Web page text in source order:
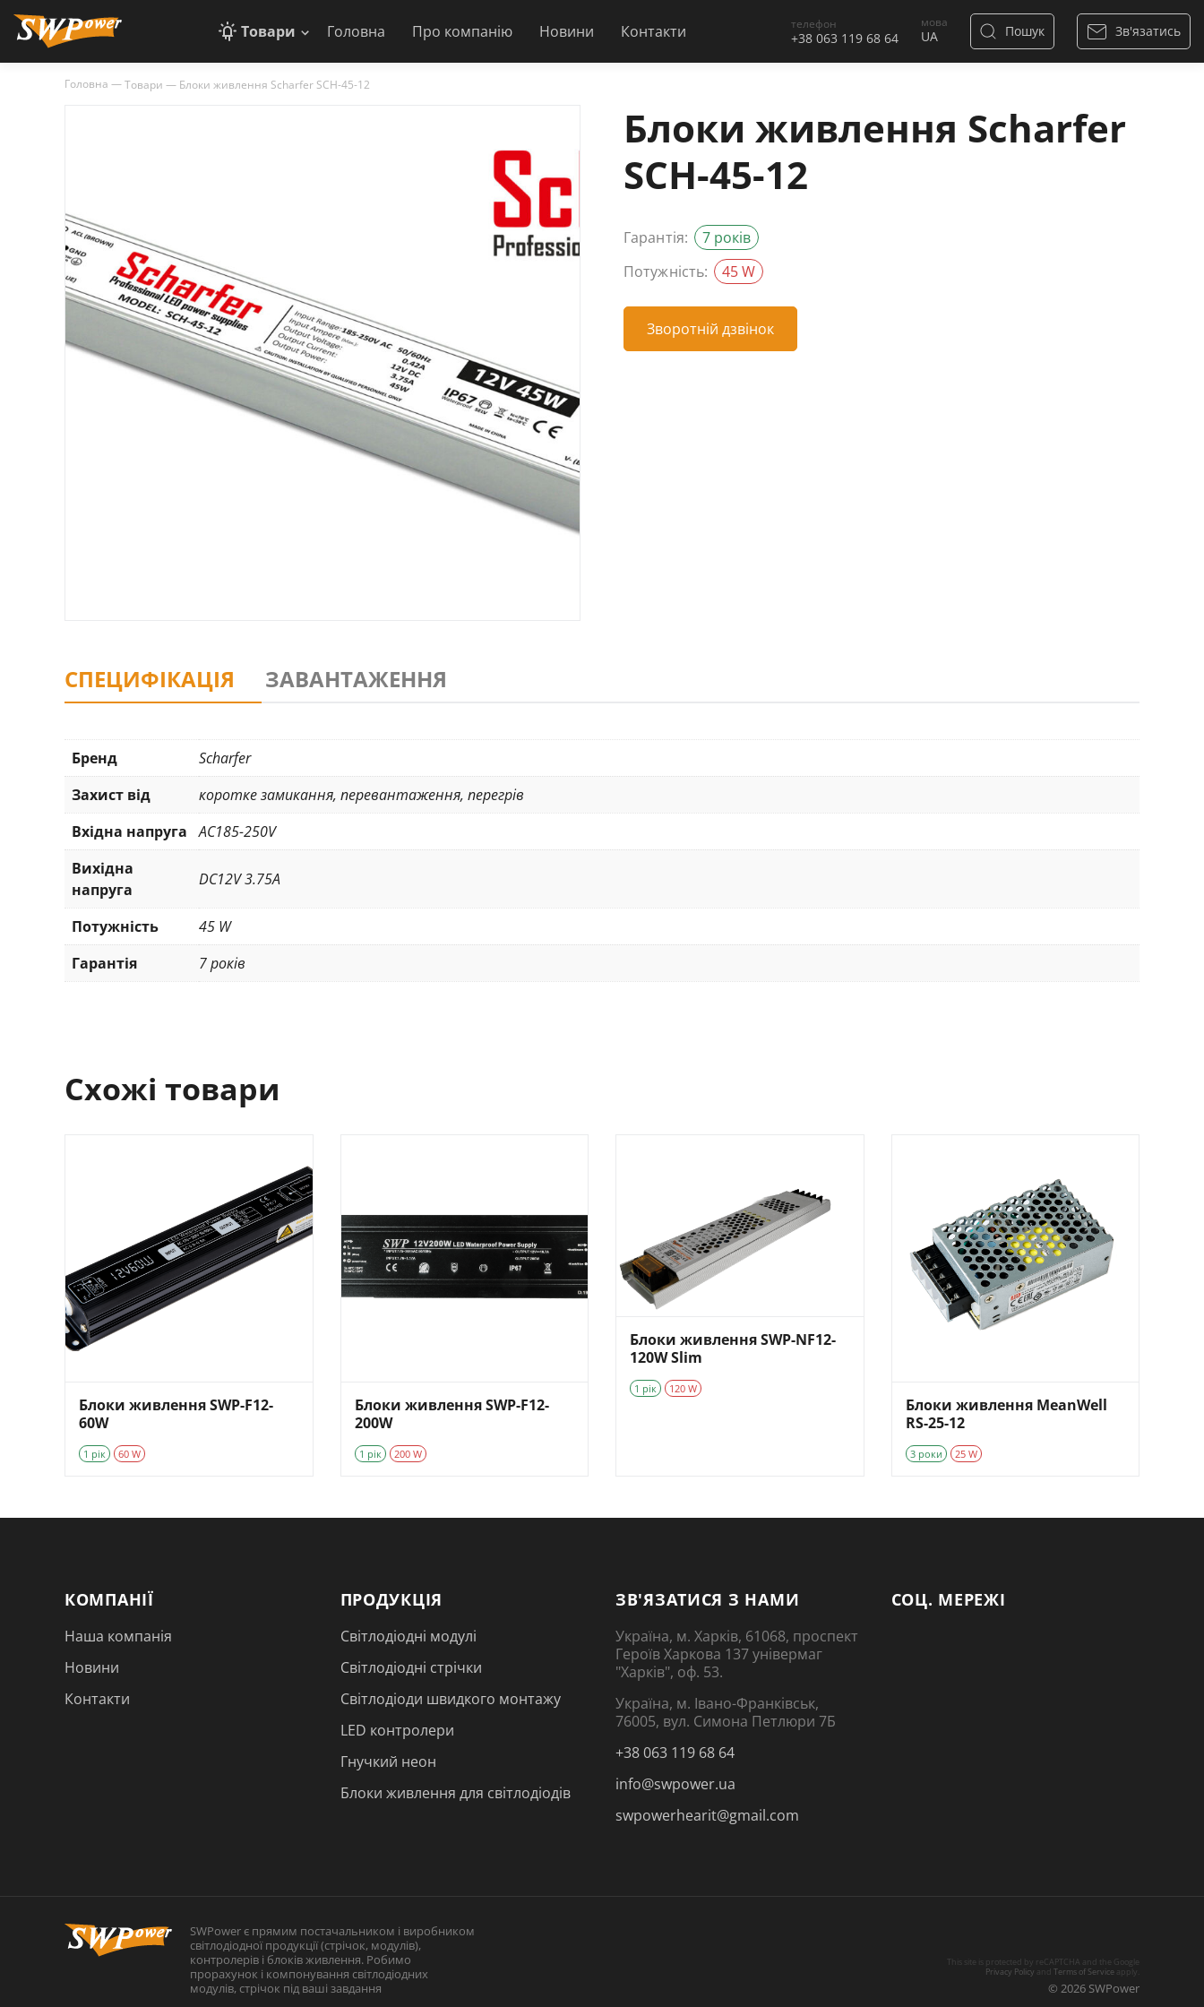
Товари Головна Про компанію Новини Контакти телефон
+38 063 119 68 64
мова
Пошук Зв'язатись
Головна —Товари — Блоки живлення Scharfer SCH-45-12
Блоки живлення Scharfer
SCH-45-12
Гарантія:
7 років
Потужність:
45 W
Зворотній дзвінок
СПЕЦИФІКАЦІЯ ЗАВАНТАЖЕННЯ
Бренд
Scharfer
Захист від
коротке замикання, перевантаження, перегрів
Вхідна напруга
AC185-250V
Вихідна
напруга
DC12V 3.75A
Потужність
45 W
Гарантія
7 років
Схожі товари
Блоки живлення SWP-F12-
60W
1 рік 60 W
Блоки живлення SWP-F12-
200W
1 рік 200 W
Блоки живлення SWP-NF12-
120W Slim
1 рік 120 W
Блоки живлення MeanWell
RS-25-12
3 роки 25 W
КОМПАНІЇ
Наша компанія
Новини
Контакти
ПРОДУКЦІЯ
Світлодіодні модулі
Світлодіодні стрічки
Світлодіоди швидкого монтажу
LED контролери
Гнучкий неон
Блоки живлення для світлодіодів
ЗВ'ЯЗАТИСЯ З НАМИ
Україна, м. Харків, 61068, проспект
Героїв Харкова 137 універмаг
"Харків", оф. 53.
Україна, м. Івано-Франківськ,
76005, вул. Симона Петлюри 7Б
+38 063 119 68 64
info@swpower.ua
swpowerhearit@gmail.com
СОЦ. МЕРЕЖІ
SWPower є прямим постачальником і виробником
світлодіодної продукції (стрічок, модулів),
контролерів і блоків живлення. Робимо
прорахунок і компонування світлодіодних
модулів, стрічок під ваші завдання
This site is protected by reCAPTCHA and the Google
Privacy Policy and Terms of Service apply.
© 2026 SWPower